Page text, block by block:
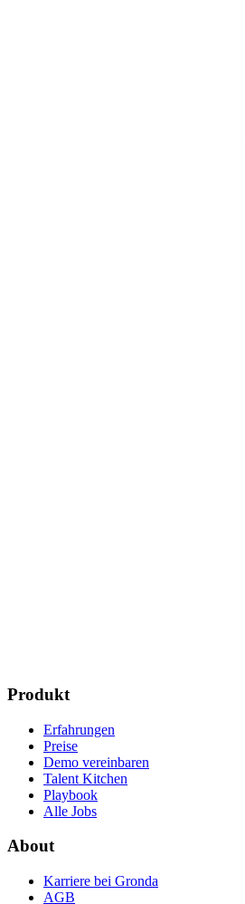
Produkt
Erfahrungen
Preise
Demo vereinbaren
Talent Kitchen
Playbook
Alle Jobs
About
Karriere bei Gronda
AGB